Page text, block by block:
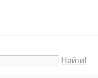
Найти!